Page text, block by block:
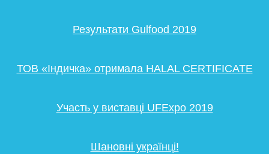
Результати Gulfood 2019
ТОВ «Індичка» отримала HALAL CERTIFICATE
Участь у виставці UFExpo 2019
Шановні українці!